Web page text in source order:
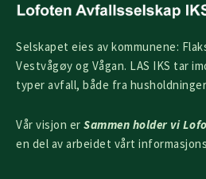
Selskapet eies av kommunene:
Vestvågøy og Vågan. LAS IKS tar
typer avfall, både fra
Vår visjon er Sammen holder vi
en del av arbeidet vårt